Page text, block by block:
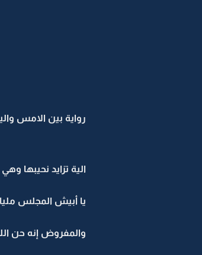
رواية بين الامس
الية تزايد نحيبها
يا أبيش المجلس
والمفروض إنه حن